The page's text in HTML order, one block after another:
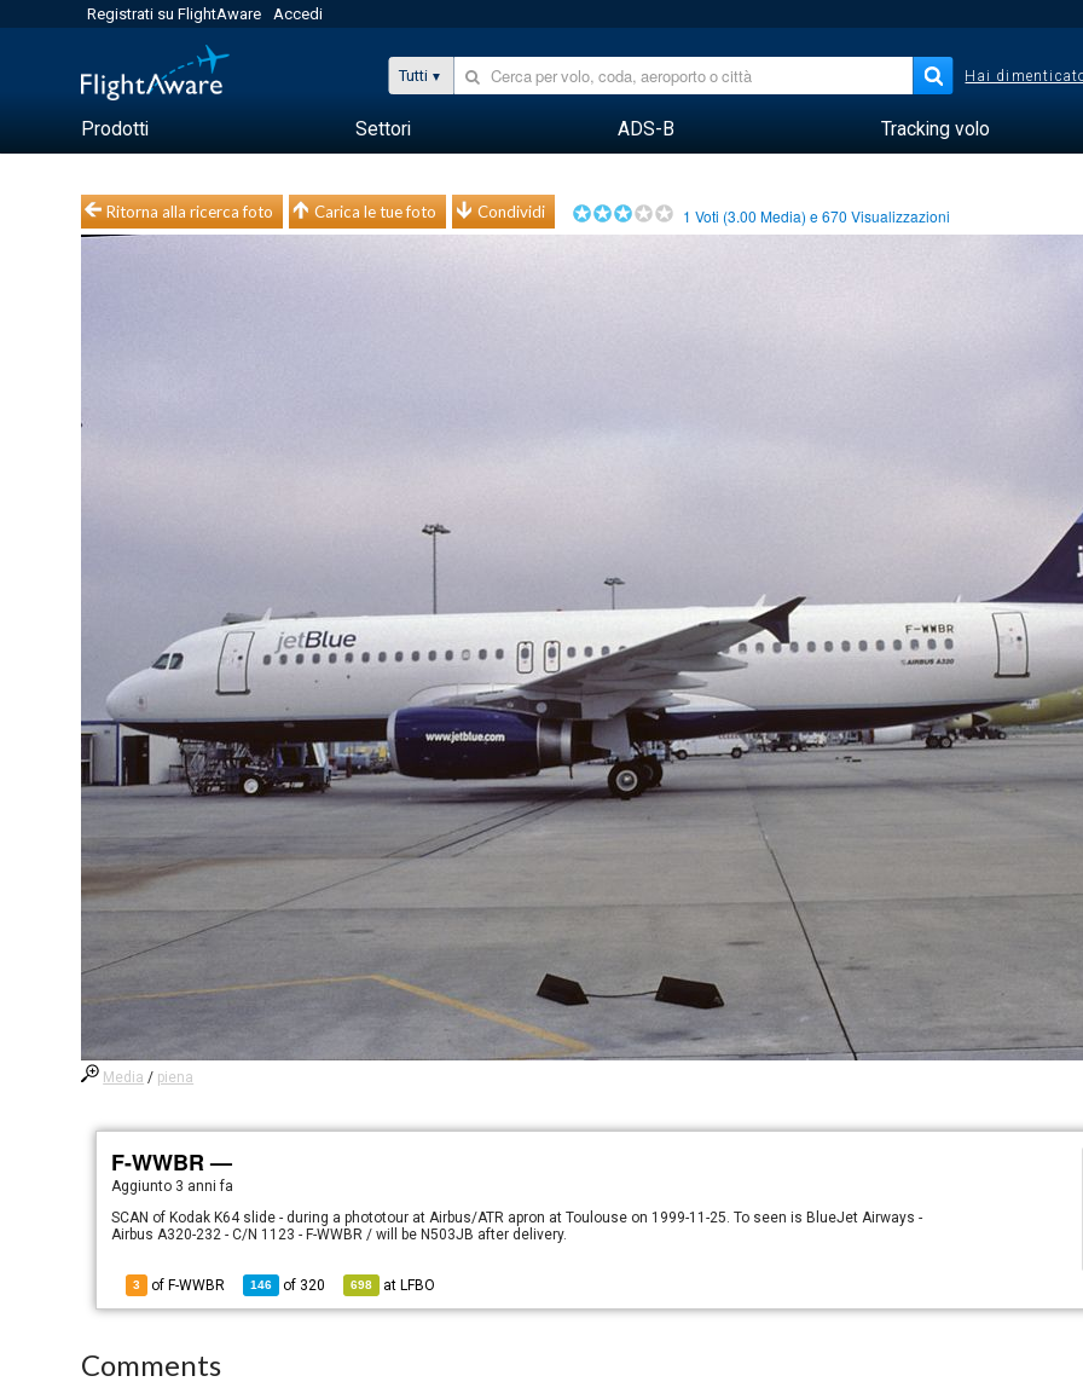
Registrati su FlightAware Accedi
Tutti Hai
Prodotti Settori ADS-B Tracking volo
Ritorna alla ricerca foto Carica le tue foto Condividi 1 Voti (3.00 Media) e670 Visualizzazioni
Media / piena
F-WWBR —
Aggiunto 3 anni fa
SCAN of Kodak K64 slide - during a phototour at Airbus/ATR apron at Toulouse on 1999-11-25. To seen is BlueJet Airways -
Airbus A320-232 - C/N 1123 - F-WWBR / will be N503JB after delivery.
3 of F-WWBR 146 of 320 698 at LFBO
Comments